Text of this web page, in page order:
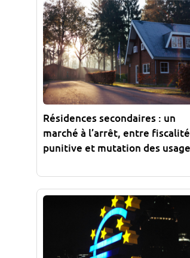
Résidences secondaires : un
marché à l’arrêt, entre fiscalité
punitive et mutation des